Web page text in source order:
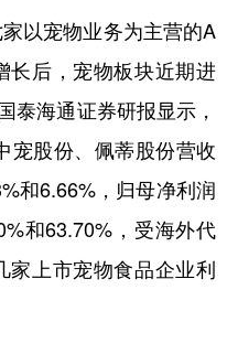
以宠物业务为主营的A
长后，宠物板块近期进
泰海通证券研报显示，
宠股份、佩蒂股份营收
和6.66%，归母净利润
和63.70%，受海外代
家上市宠物食品企业利